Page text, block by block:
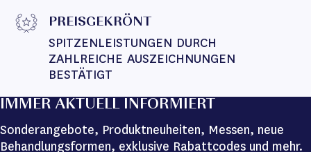
PREISGEKRÖNT
SPITZENLEISTUNGEN DURCH
ZAHLREICHE AUSZEICHNUNGEN
BESTÄTIGT
IMMER AKTUELL INFORMIERT
Sonderangebote, Produktneuheiten, Messen, neue
Behandlungsformen, exklusive Rabattcodes und mehr.